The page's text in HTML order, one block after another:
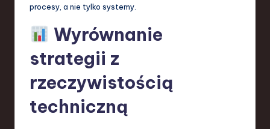
procesy, a nie tylko systemy.
Wyrównanie
strategii z
rzeczywistością
techniczną